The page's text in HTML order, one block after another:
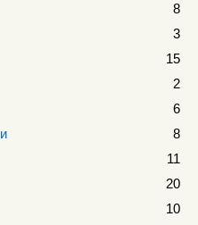
8
3
15
2
6
8
11
20
10